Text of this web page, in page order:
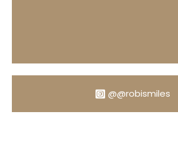
@@robismiles